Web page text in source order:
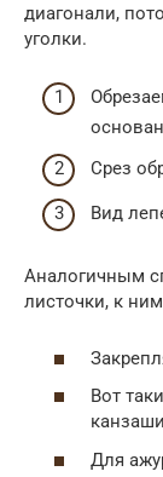
диагонали,
уголки.
Срез
Вид
Аналогичным
листочки, к
Вот
Для